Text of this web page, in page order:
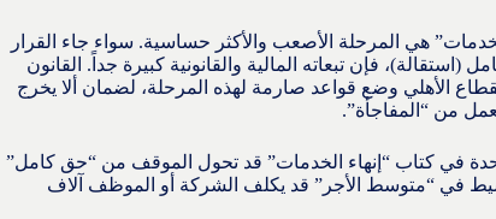
هي المرحلة الأصعب والأكثر حساسية. سواء جاء القرار
فإن تبعاته المالية والقانونية كبيرة جداً. القانون
بشأن العمل في القطاع الأهلي وضع قواعد صارمة لهذه المرحلة، لضمان ألا يخرج
من “المفاجأة”.
في كتاب “إنهاء الخدمات” قد تحول الموقف من “حق كامل”
في “متوسط الأجر” قد يكلف الشركة أو الموظف آلاف